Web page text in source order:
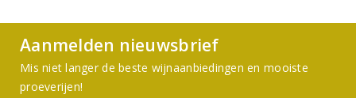
Aanmelden nieuwsbrief
Mis niet langer de beste wijnaanbiedingen en mooiste
proeverijen!